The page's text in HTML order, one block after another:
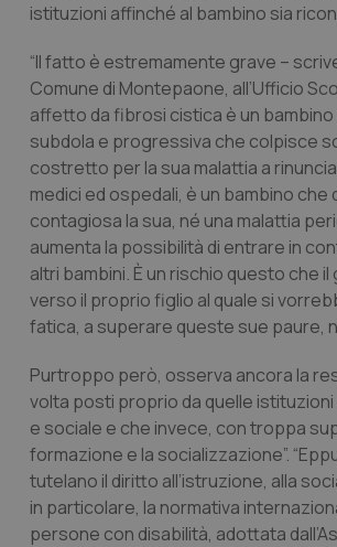
istituzioni affinché al bambino sia
“Il fatto è estremamente grave –
Comune di Montepaone, all’Ufficio
affetto da fibrosi cistica è un
subdola e progressiva che colpisce
costretto per la sua malattia a
medici ed ospedali, è un bambino
contagiosa la sua, né una malattia
aumenta la possibilità di entrare in
altri bambini. È un rischio questo che
verso il proprio figlio al quale si
fatica, a superare queste sue paure,
Purtroppo però, osserva ancora la
volta posti proprio da quelle
e sociale e che invece, con troppa
formazione e la socializzazione”.
tutelano il diritto all’istruzione, alla
in particolare, la normativa
persone con disabilità, adottata